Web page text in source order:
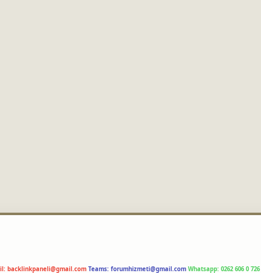
backlinkpaneli@gmail.com Teams: forumhizmeti@gmail.com Whatsapp: 0262 606 0 726